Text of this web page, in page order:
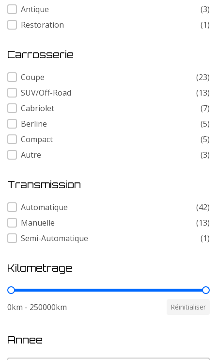
Antique
(3)
Restoration
(1)
Carrosserie
Carrosserie
Coupe
(23)
SUV/Off-Road
(13)
Cabriolet
(7)
Berline
(5)
Compact
(5)
Autre
(3)
Transmission
Transmission
Automatique
(42)
Manuelle
(13)
Semi-Automatique
(1)
Kilometrage
Kilometrage
0km - 250000km Réinitialiser
Annee